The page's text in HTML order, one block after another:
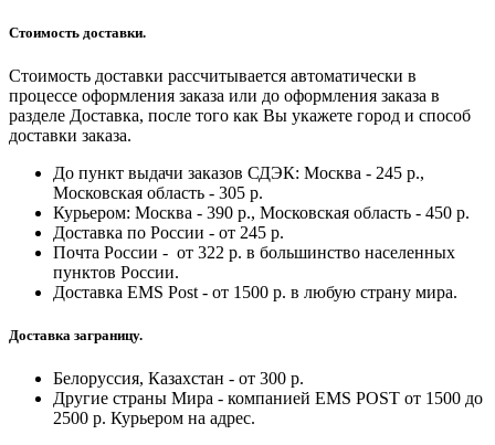
Стоимость доставки.
Стоимость доставки рассчитывается автоматически в
процессе оформления заказа или до оформления заказа в
разделе Доставка, после того как Вы укажете город и способ
доставки заказа.
До пункт выдачи заказов СДЭК: Москва - 245 р.,
Московская область - 305 р.
Курьером: Москва - 390 р., Московская область - 450 р.
Доставка по России - от 245 р.
Почта России - от 322 р. в большинство населенных
пунктов России.
Доставка EMS Post - от 1500 р. в любую страну мира.
Доставка заграницу.
Белоруссия, Казахстан - от 300 р.
Другие страны Мира - компанией EMS POST от 1500 до
2500 р. Курьером на адрес.